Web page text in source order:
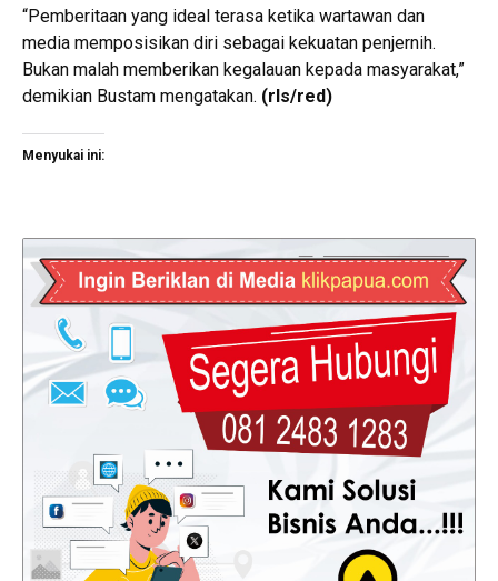
“Pemberitaan yang ideal terasa ketika wartawan dan
media memposisikan diri sebagai kekuatan penjernih.
Bukan malah memberikan kegalauan kepada masyarakat,”
demikian Bustam mengatakan. (rls/red)
Menyukai ini: